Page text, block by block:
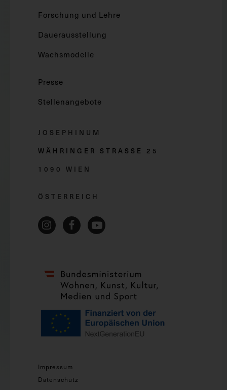
Forschung und Lehre
Dauerausstellung
Wachsmodelle
Presse
Stellenangebote
JOSEPHINUM
WÄHRINGER STRASSE 2 5
1090 WIEN
ÖSTERREICH
Impressum
Datenschutz